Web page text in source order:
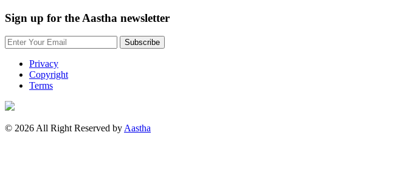
Sign up for the Aastha newsletter
Privacy
Copyright
Terms
© 2026 All Right Reserved byAastha